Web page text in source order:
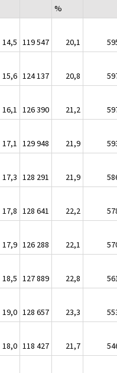
%
14,5 119 547 20,1
15,6 124 137 20,8
16,1 126 390 21,2
17,1 129 948 21,9
17,3 128 291 21,9
17,8 128 641 22,2
17,9 126 288 22,1
18,5 127 889 22,8
19,0 128 657 23,3
18,0 118 427 21,7